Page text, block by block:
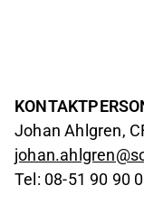
Johan Ahlgren,
Tel: 08-51 90 90